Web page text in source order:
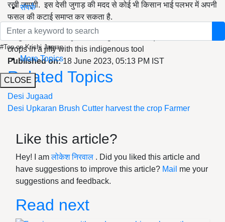
संपर्क
#Top on Krishi Jagran
More Topics
CLOSE
रखी जाएगी. इस देसी जुगाड़ की मदद से कोई भी किसान भाई पलभर में अपनी
फसल की कटाई समाप्त कर सकता है.
English Summary:
crops in a jiffy with this indigenous tool
Published on:18 June 2023, 05:13 PM IST
Related Topics
Desi Jugaad
Desi Upkaran Brush Cutter harvest the crop Farmer
Like this article?
Hey! I amलोकेश निरवाल . Did you liked this article and
have suggestions to improve this article? Mail me your
suggestions and feedback.
Read next